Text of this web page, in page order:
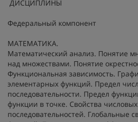
ДИСЦИПЛИНЫ
Федеральный компонент
МАТЕМАТИКА.
Математический анализ. Понятие
над множествами. Понятие
Функциональная зависимость.
элементарных функций. Предел
последовательности. Предел
функции в точке. Свойства
последовательностей. Глобальные